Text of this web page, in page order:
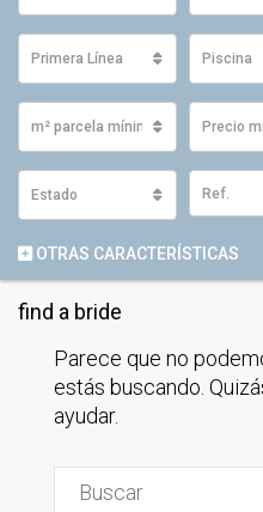
Primera Línea Piscina
m² parcela mínimos Precio
Estado
OTRAS CARACTERÍSTICAS
find a bride
Parece que no
estás buscando.
ayudar.